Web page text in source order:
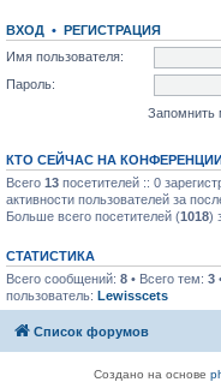
ВХОД • РЕГИСТРАЦИЯ
Имя пользователя:
Пароль:
Запомнить
КТО СЕЙЧАС НА
Всего 13 посетителей :: 0
активности пользователей за
Больше всего посетителей (1018)
СТАТИСТИКА
Всего сообщений: 8 • Всего тем: 3
пользователь: Lewisscets
Список форумов
Создано на основе